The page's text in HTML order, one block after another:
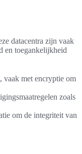
datacentra zijn vaak
en toegankelijkheid
vaak met encryptie om
zoals
om de integriteit van